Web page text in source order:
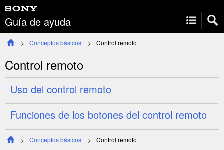
Guía de ayuda
Conceptos básicos Control remoto
Control remoto
Uso del control remoto
Funciones de los botones del control remoto
Conceptos básicos Control remoto